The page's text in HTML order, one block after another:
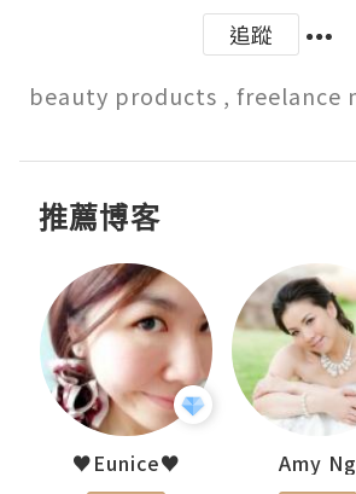
追蹤
beauty products , freelance
推薦博客
♥Eunice♥ Amy Ng